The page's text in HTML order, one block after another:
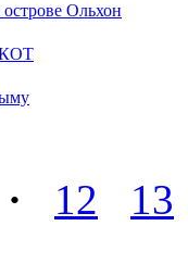
Ольхон
КОТ
12
13